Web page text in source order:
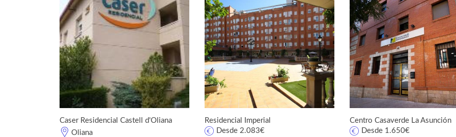
Caser Residencial Castell d'Oliana
Oliana
Residencial Imperial
Desde 2.083€
Centro Casaverde La Asunción
Desde 1.650€